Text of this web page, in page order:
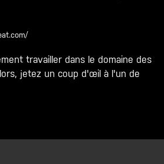
travailler dans le domaine des
jetez un coup d'œil à l'un de